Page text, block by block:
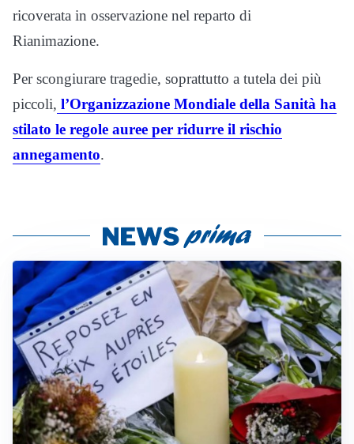
ricoverata in osservazione nel reparto di
Rianimazione.
Per scongiurare tragedie, soprattutto a tutela dei più
piccoli, l’Organizzazione Mondiale della Sanità ha
stilato le regole auree per ridurre il rischio
annegamento.